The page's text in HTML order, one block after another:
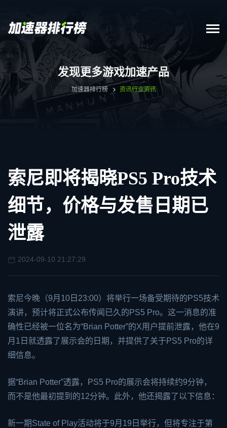
发现更多游戏加速产品
加速器排行榜 资讯行业资讯
索尼即将揭晓PS5 Pro技术
细节，价格与发售日期已
泄露
2024-09-10 21:27:29
索尼今晚（9月10日23:00）将举行一场备受期待的PS5技术
演讲，预计将正式公布传闻已久的PS5 Pro。这一消息的准
确性已经被一位名为“Brian Potter”的X用户提前泄露，他在9
月1日就透露了展示会的日期，并提供了关于PS5 Pro的详
细信息。
据“Brian Potter”透露，PS5 Pro的展示会将持续约9分钟，
而不是他最初提到的12分钟。此外，他还揭露了以下信息：
新一期State of Play活动将于9月19日举行，但将专注于第